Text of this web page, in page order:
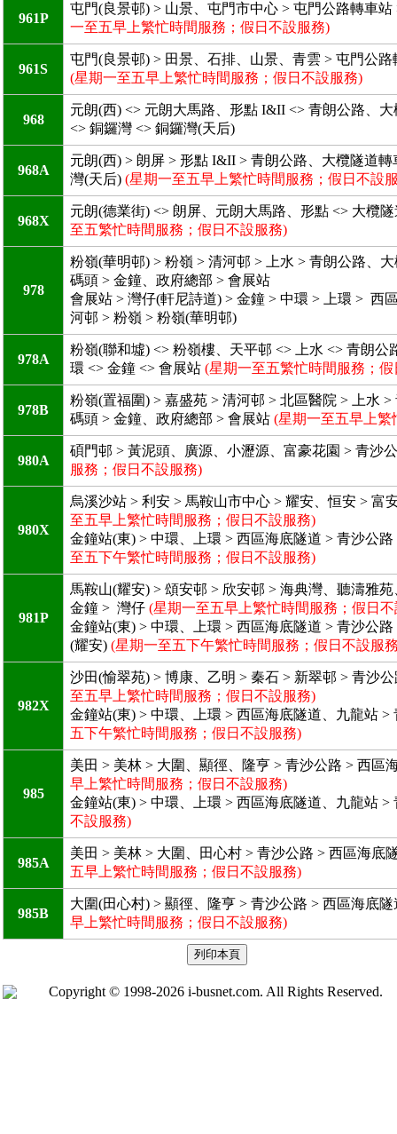
961P
屯門(良景邨) > 山景、屯門市中心 > 屯門公路轉車
一至五早上繁忙時間服務；假日不設服務)
961S
屯門(良景邨) > 田景、石排、山景、青雲 > 屯門公
(星期一至五早上繁忙時間服務；假日不設服務)
968
元朗(西) <> 元朗大馬路、形點 I&II <> 青朗公路、
<> 銅鑼灣 <> 銅鑼灣(天后)
968A
元朗(西) > 朗屏 > 形點 I&II > 青朗公路、大欖隧道
灣(天后) (星期一至五早上繁忙時間服務；假日不設
968X
元朗(德業街) <> 朗屏、元朗大馬路、形點 <> 大欖
至五繁忙時間服務；假日不設服務)
978
粉嶺(華明邨) > 粉嶺 > 清河邨 > 上水 > 青朗公路、
碼頭 > 金鐘、政府總部 > 會展站
會展站 > 灣仔(軒尼詩道) > 金鐘 > 中環 > 上環 > 西
河邨 > 粉嶺 > 粉嶺(華明邨)
978A
粉嶺(聯和墟) <> 粉嶺樓、天平邨 <> 上水 <> 青朗
環 <> 金鐘 <> 會展站 (星期一至五繁忙時間服務；
978B
粉嶺(置福圍) > 嘉盛苑 > 清河邨 > 北區醫院 > 上水
碼頭 > 金鐘、政府總部 > 會展站 (星期一至五早上繁
980A
碩門邨 > 黃泥頭、廣源、小瀝源、富豪花園 > 青沙
服務；假日不設服務)
980X
烏溪沙站 > 利安 > 馬鞍山市中心 > 耀安、恒安 >
至五早上繁忙時間服務；假日不設服務)
金鐘站(東) > 中環、上環 > 西區海底隧道 > 青沙公
至五下午繁忙時間服務；假日不設服務)
981P
馬鞍山(耀安) > 頌安邨 > 欣安邨 > 海典灣、聽濤雅
金鐘 > 灣仔 (星期一至五早上繁忙時間服務；假日
金鐘站(東) > 中環、上環 > 西區海底隧道 > 青沙公
(耀安) (星期一至五下午繁忙時間服務；假日不設服
982X
沙田(愉翠苑) > 博康、乙明 > 秦石 > 新翠邨 > 青沙
至五早上繁忙時間服務；假日不設服務)
金鐘站(東) > 中環、上環 > 西區海底隧道、九龍站
五下午繁忙時間服務；假日不設服務)
985
美田 > 美林 > 大圍、顯徑、隆亨 > 青沙公路 > 西
早上繁忙時間服務；假日不設服務)
金鐘站(東) > 中環、上環 > 西區海底隧道、九龍站
不設服務)
985A
美田 > 美林 > 大圍、田心村 > 青沙公路 > 西區海
五早上繁忙時間服務；假日不設服務)
985B
大圍(田心村) > 顯徑、隆亨 > 青沙公路 > 西區海底
早上繁忙時間服務；假日不設服務)
Copyright © 1998-2026 i-busnet.com. All Rights Reserved.